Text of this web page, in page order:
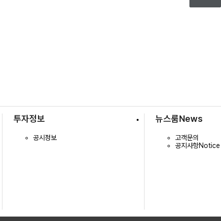
투자정보
공시정보
뉴스룸News
고객문의
공지사항Notice